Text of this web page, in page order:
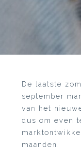
De laatste
september
van het
dus om even
maanden.